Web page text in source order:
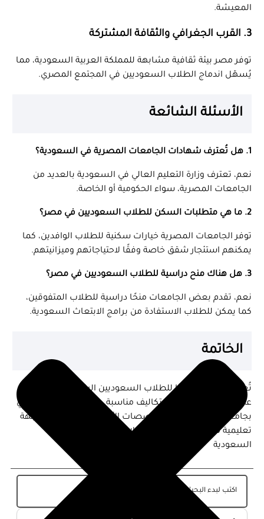
المعيشة.
3. القرب الجغرافي والثقافة المشتركة
توفر مصر بيئة ثقافية مشابهة للمملكة العربية السعودية، مما
يُسهّل اندماج الطلاب السعوديين في المجتمع المصري.
الأسئلة الشائعة
1. هل تُعترف شهادات الجامعات المصرية في السعودية؟
نعم، تعترف وزارة التعليم العالي في السعودية بالعديد من
الجامعات المصرية، سواء الحكومية أو الخاصة.
2. ما هي متطلبات السكن للطلاب السعوديين في مصر؟
توفر الجامعات المصرية خيارات سكنية للطلاب الوافدين، كما
يمكنهم استئجار شقق خاصة وفقًا لاحتياجاتهم وميزانيتهم.
3. هل هناك منح دراسية للطلاب السعوديين في مصر؟
نعم، تقدم بعض الجامعات منحًا دراسية للطلاب المتفوقين،
كما يمكن للطلاب الاستفادة من برامج الابتعاث السعودية.
الخاتمة
تُعد مصر خيارًا مثاليًا للطلاب السعوديين الراغبين في الحصول
على تعليم عالي الجودة بتكاليف مناسبة. بفضل الاعتراف الدولي
بجامعاتها، والتنوع في التخصصات الأكاديمية، تعد مصر وجهة
تعليمية مفضلة للعديد من الطلاب من المملكة العربية
السعودية